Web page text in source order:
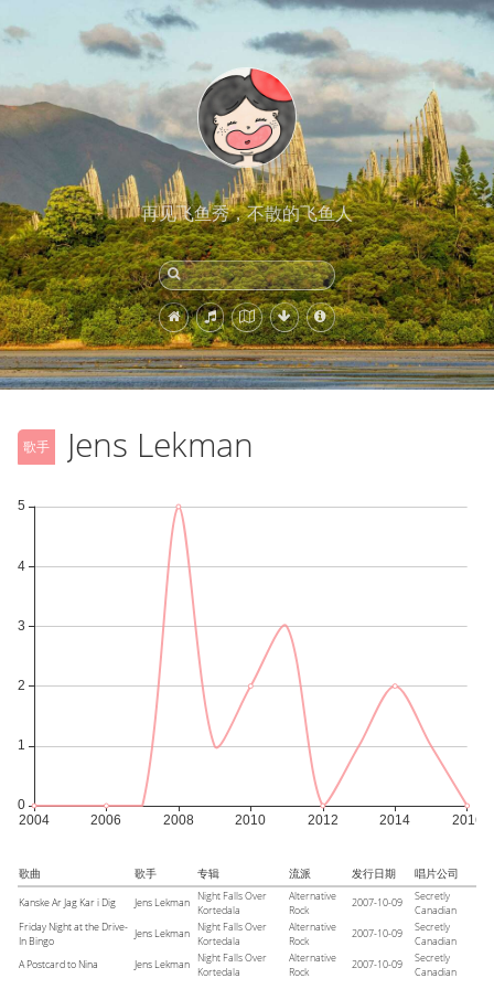
再见飞鱼秀，不散的飞鱼人
歌手 Jens Lekman
歌曲 歌手 专辑 流派 发行日期 唱片公司
Kanske Ar Jag Kar i Dig Jens Lekman
Night Falls Over
Kortedala
Alternative
Rock
2007-10-09
Secretly
Canadian
Friday Night at the Drive-
In Bingo
Jens Lekman
Night Falls Over
Kortedala
Alternative
Rock
2007-10-09
Secretly
Canadian
A Postcard to Nina
Jens Lekman
Night Falls Over
Kortedala
Alternative
Rock
2007-10-09
Secretly
Canadian